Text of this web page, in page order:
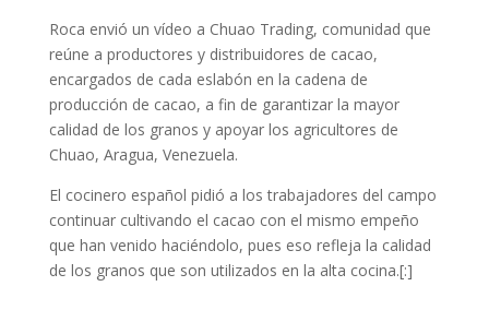
Roca envió un vídeo a Chuao Trading, comunidad que
reúne a productores y distribuidores de cacao,
encargados de cada eslabón en la cadena de
producción de cacao, a fin de garantizar la mayor
calidad de los granos y apoyar los agricultores de
Chuao, Aragua, Venezuela.
El cocinero español pidió a los trabajadores del campo
continuar cultivando el cacao con el mismo empeño
que han venido haciéndolo, pues eso refleja la calidad
de los granos que son utilizados en la alta cocina.[:]